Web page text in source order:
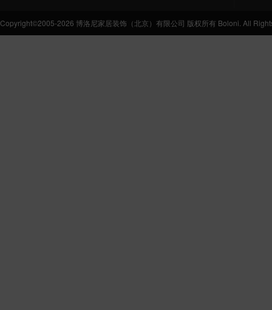
Copyright©2005-2026 博洛尼家居装饰（北京）有限公司 版权所有 Boloni. All